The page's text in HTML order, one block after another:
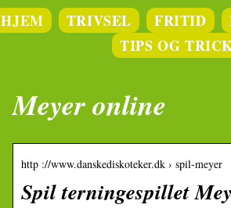
HJEM TRIVSEL FRITID
TIPS OG
Meyer online
http ://www.danskediskoteker.dk › spil-meyer
Spil terningespillet